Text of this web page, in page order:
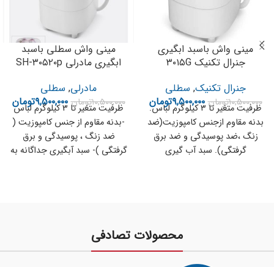
مینی واش باسبد ابگیری
جنرال تکنیک ۳۰۱۵G
جنرال تکنیک, سطلی
۱۰,۵۰۰,۰۰۰تومان ۹,۵۰۰,۰۰۰تومان
ظرفیت متغیر تا ۳ کیلوگرم لباس.
بدنه مقاوم ازجنس کامپوزیت(ضد
زنگ ،ضد پوسیدگی و ضد برق
گرفتگی). سبد آب گیری
مینی واش سطلی باسبد
ابگیری مادرلی SH-۳۰۵۲۰p
مادرلی, سطلی
۱۰,۵۰۰,۰۰۰تومان ۹,۵۰۰,۰۰۰تومان
ظرفیت متغیر تا 3 کیلوگرم لباس
-بدنه مقاوم از جنس کامپوزیت (
ضد زنگ ، پوسیدگی و برق
گرفتگی )- سبد آبگیری جداگانه به
دستگیره مناسب جهت جابجایی
آسان- دارای ورودی آب، مناسب
محصولات تصادفی